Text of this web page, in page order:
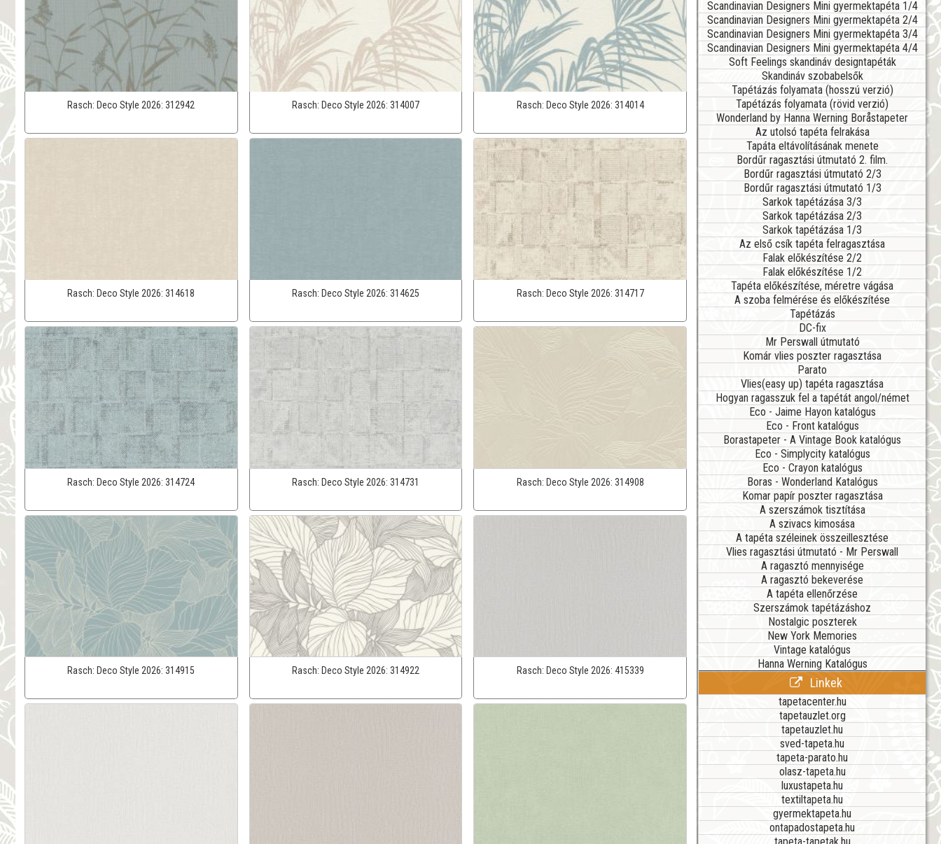
Rasch: Deco Style 2026:312942 Rasch: Deco Style 2026: 314007 Rasch: Deco Style 2026: 314014
Rasch: Deco Style 2026:314618 Rasch: Deco Style 2026: 314625 Rasch: Deco Style 2026: 314717
Rasch:Deco Style 2026:314724 Rasch: Deco Style 2026: 314731 Rasch: Deco Style 2026: 314908
Rasch: Deco Style 2026:314915 Rasch: Deco Style 2026: 314922 Rasch: Deco Style 2026: 415339
Scandinavian Designers Mini gyermektapéta 1/4
Scandinavian Designers Mini gyermektapéta 2/4
Scandinavian Designers Mini gyermektapéta 3/4
Scandinavian Designers Mini gyermektapéta 4/4
Soft Feelings skandináv designtapéták
Skandináv szobabelsők
Tapétázás folyamata (hosszú verzió)
Tapétázás folyamata (rövid verzió)
Wonderland by Hanna Werning Boråstapeter
Az utolsó tapéta felrakása
Tapáta eltávolításának menete
Bordűr ragasztási útmutató 2. film.
Bordűr ragasztási útmutató 2/3
Bordűr ragasztási útmutató 1/3
Sarkok tapétázása 3/3
Sarkok tapétázása 2/3
Sarkok tapétázása 1/3
Az első csík tapéta felragasztása
Falak előkészítése 2/2
Falak előkészítése 1/2
Tapéta előkészítése, méretre vágása
A szoba felmérése és előkészítése
Tapétázás
DC-fix
Mr Perswall útmutató
Komár vlies poszter ragasztása
Parato
Vlies(easy up) tapéta ragasztása
Hogyan ragasszuk fel a tapétát angol/német
Eco - Jaime Hayon katalógus
Eco - Front katalógus
Borastapeter - A Vintage Book katalógus
Eco - Simplycity katalógus
Eco - Crayon katalógus
Boras - Wonderland Katalógus
Komar papír poszter ragasztása
A szerszámok tisztítása
A szivacs kimosása
A tapéta széleinek összeillesztése
Vlies ragasztási útmutató - Mr Perswall
A ragasztó mennyisége
A ragasztó bekeverése
A tapéta ellenőrzése
Szerszámok tapétázáshoz
Nostalgic poszterek
New York Memories
Vintage katalógus
Hanna Werning Katalógus
Linkek
tapetacenter.hu
tapetauzlet.org
tapetauzlet.hu
sved-tapeta.hu
tapeta-parato.hu
olasz-tapeta.hu
luxustapeta.hu
textiltapeta.hu
gyermektapeta.hu
ontapadostapeta.hu
tapeta-tapetak.hu